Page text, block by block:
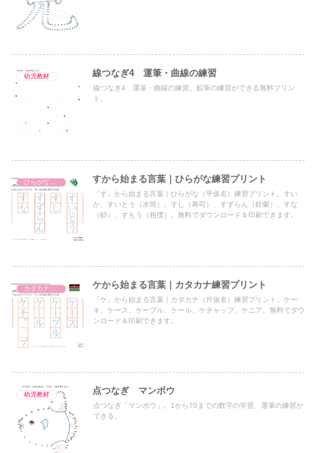
幼児教材 線つなぎ4 運筆・曲線の練習
線つなぎ4 運筆・曲線の練習。鉛筆の練習ができる無料プリン
ト。
ひらがな練習プリント すから始まる言葉｜ひらがな練習プリント
「す」から始まる言葉｜ひらがな（平仮名）練習プリント。すい
か、すいとう（水筒）、すし（寿司）、すずらん（鈴蘭）、すな
（砂）、すもう（相撲）。無料でダウンロード＆印刷できます。
ケから始まる言葉｜カタカナ練習プリント
「ケ」から始まる言葉｜カタカナ（片仮名）練習プリント。ケー
キ、ケース、ケーブル、ケール、ケチャップ、ケニア。無料でダウ
ンロード＆印刷できます。
幼児教材 点つなぎ マンボウ
点つなぎ「マンボウ」。1から70までの数字の学習、運筆の練習が
できる。